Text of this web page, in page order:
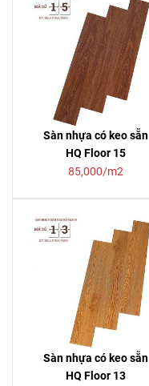
Sàn nhựa có keo sẵn
HQ Floor 15
85,000/m2
Sàn nhựa có keo sẵn
HQ Floor 13